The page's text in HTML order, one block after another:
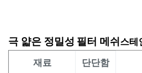
극 얇은 정밀성 필터 메쉬스테
재료
단단함